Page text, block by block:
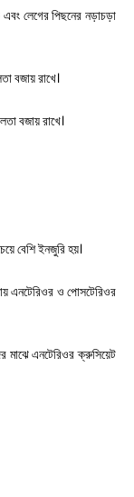
এবং লেগের পিছনের নড়াচড়া
বজায় রাখে।
বজায় রাখে।
বেশি ইনজুরি হয়।
এনটেরিওর ও পোসটেরিওর
মাঝে এনটেরিওর ক্রুসিয়েট